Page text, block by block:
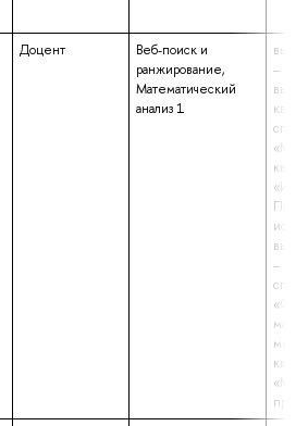
Доцент
Веб-поиск и
ранжирование,
Математический
анализ 1
–
–